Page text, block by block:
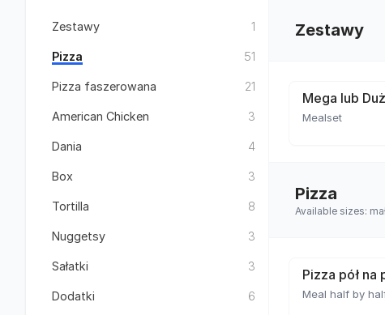
Zestawy 1
Pizza 51
Pizza faszerowana 21
American Chicken 3
Dania 4
Box 3
Tortilla 8
Nuggetsy 3
Sałatki 3
Dodatki 6
Zestawy
Mega lub
Mealset
Pizza
Available sizes:
Pizza pół na
Meal half by